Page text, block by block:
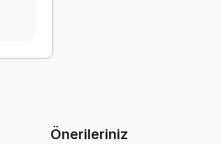
Önerileriniz